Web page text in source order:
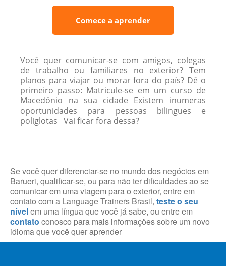
Comece a aprender
Você quer comunicar-se com amigos, colegas
de trabalho ou familiares no exterior? Tem
planos para viajar ou morar fora do país? Dê o
primeiro passo: Matricule-se em um curso de
Macedônio na sua cidade Existem inumeras
oportunidades para pessoas bilingues e
poliglotas Vai ficar fora dessa?
Se você quer diferenciar-se no mundo dos negócios em
Barueri, qualificar-se, ou para não ter dificuldades ao se
comunicar em uma viagem para o exterior, entre em
contato com a Language Trainers Brasil, teste o seu
nívelem uma língua que você já sabe, ou entre em
contato conosco para mais informações sobre um novo
idioma que você quer aprender